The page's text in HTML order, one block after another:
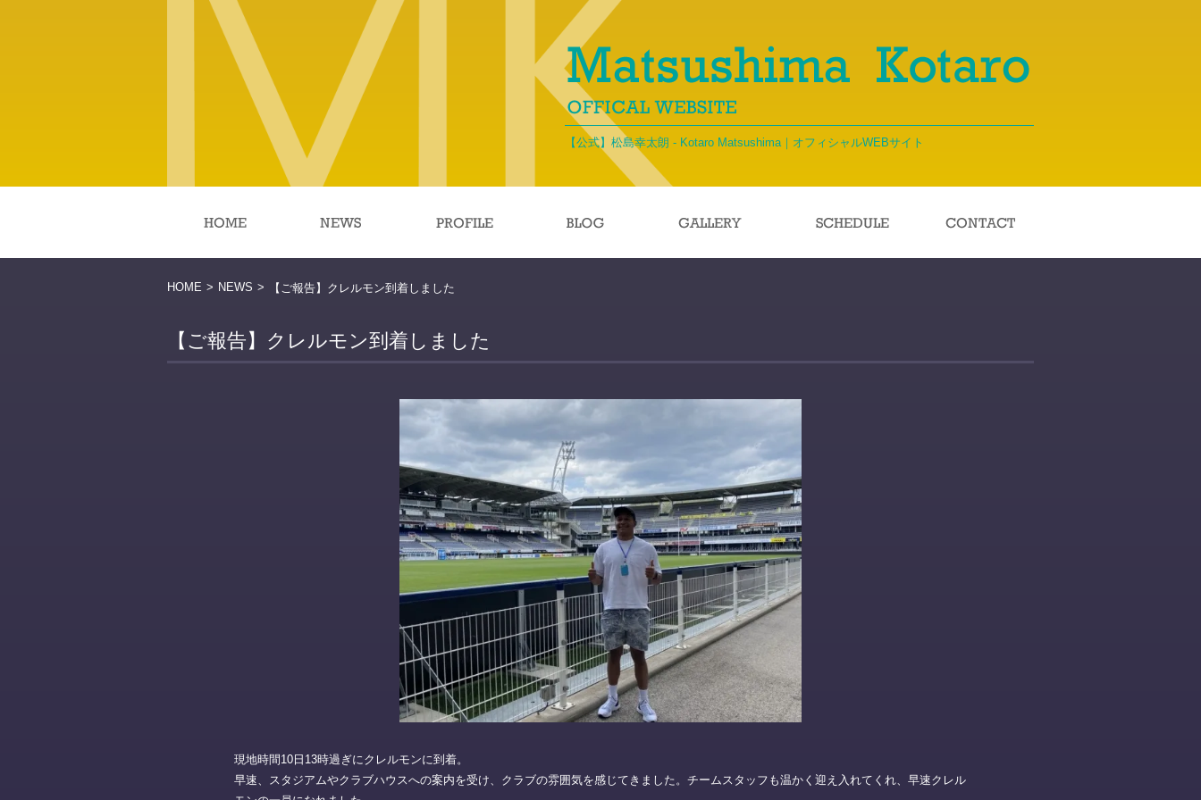
【公式】松島幸太朗 - Kotaro Matsushima｜オフィシャルWEBサイト
HOME > NEWS > 【ご報告】クレルモン到着しました
【ご報告】クレルモン到着しました
現地時間10日13時過ぎにクレルモンに到着。
早速、スタジアムやクラブハウスへの案内を受け、クラブの雰囲気を感じてきました。チームスタッフも温かく迎え入れてくれ、早速クレル